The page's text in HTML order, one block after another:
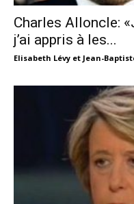
Charles Alloncle:
j’ai appris à les...
Elisabeth Lévy et Jean-